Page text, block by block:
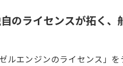
のライセンスが拓く、
ルエンジンのライセンス」